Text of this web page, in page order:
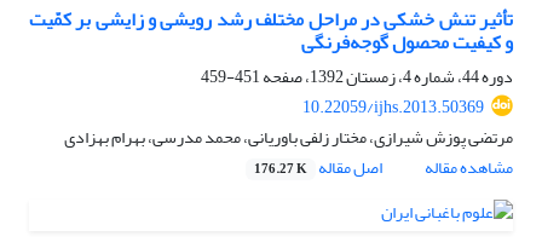
تأثیر تنش خشکی در مراحل مختلف رشد رویشی و زایشی بر کمّیت
و کیفیت محصول گوجه‌فرنگی
دوره 44، شماره 4، زمستان 1392، صفحه
451-459
10.22059/ijhs.2013.50369
مرتضی پوزش شیرازی، مختار زلفی باوریانی، محمد مدرسی، بهرام بهزادی
مشاهده مقاله
اصل مقاله 176.27 K